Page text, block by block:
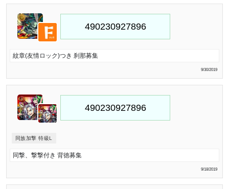
紋章(友情ロック)つき 刹那募集
9/30/2019
同族加撃 特級L
同撃、撃撃付き 背徳募集
9/18/2019